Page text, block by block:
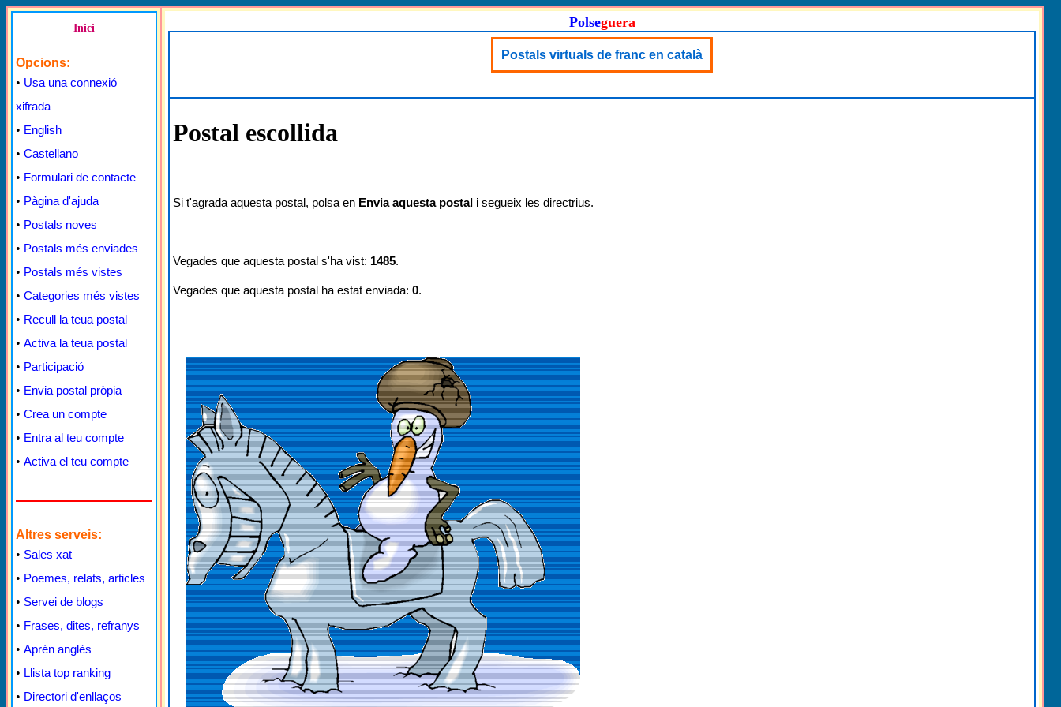
Inici
Opcions:
• Usa una connexió
xifrada
• English
• Castellano
• Formulari de contacte
• Pàgina d'ajuda
• Postals noves
• Postals més enviades
• Postals més vistes
• Categories més vistes
• Recull la teua postal
• Activa la teua postal
• Participació
• Envia postal pròpia
• Crea un compte
• Entra al teu compte
• Activa el teu compte
Altres serveis:
• Sales xat
• Poemes, relats, articles
• Servei de blogs
• Frases, dites, refranys
• Aprén anglès
• Llista top ranking
• Directori d'enllaços
Polseguera
Postals virtuals de franc en català
Postal escollida
Si t'agrada aquesta postal, polsa en Envia aquesta postal i segueix les directrius.
Vegades que aquesta postal s'ha vist: 1485.
Vegades que aquesta postal ha estat enviada: 0.